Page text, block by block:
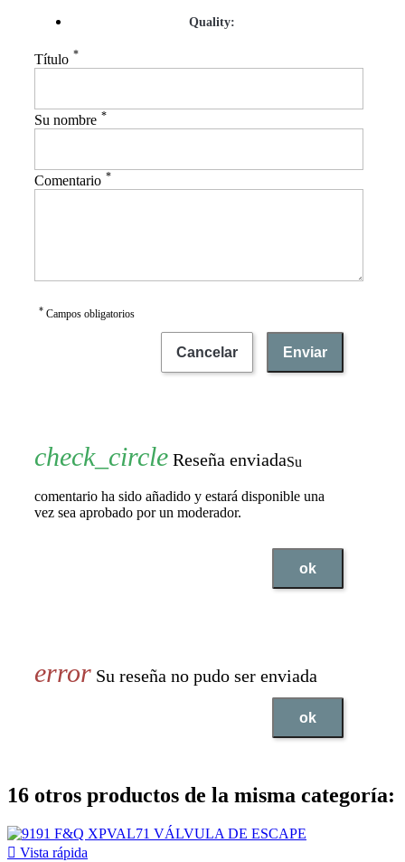
Quality:
Título *
Su nombre *
Comentario *
* Campos obligatorios
Cancelar Enviar
Reseña enviadaSu
comentario ha sido añadido y estará disponible una
vez sea aprobado por un moderador.
ok
Su reseña no pudo ser enviada
ok
16 otros productos de la misma categoría:
 Vista rápida